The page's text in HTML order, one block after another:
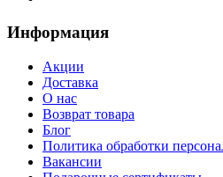
Информация
Акции
Доставка
О нас
Возврат товара
Блог
Политика обработки
Вакансии